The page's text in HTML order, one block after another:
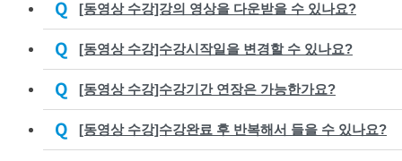
[동영상 수강]강의 영상을 다운받을 수 있나요?
[동영상 수강]수강시작일을 변경할 수 있나요?
[동영상 수강]수강기간 연장은 가능한가요?
[동영상 수강]수강완료 후 반복해서 들을 수 있나요?